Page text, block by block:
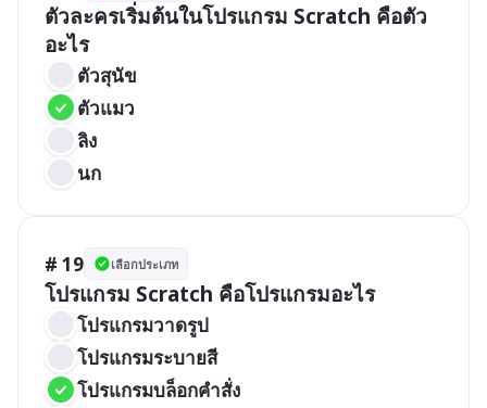
ตัวละครเริ่มต้นในโปรแกรม Scratch คือตัว
อะไร
ตัวสุนัข
ตัวแมว
ลิง
นก
# 19 เลือกประเภท
โปรแกรม Scratch คือโปรแกรมอะไร
โปรแกรมวาดรูป
โปรแกรมระบายสี
โปรแกรมบล็อกคำสั่ง